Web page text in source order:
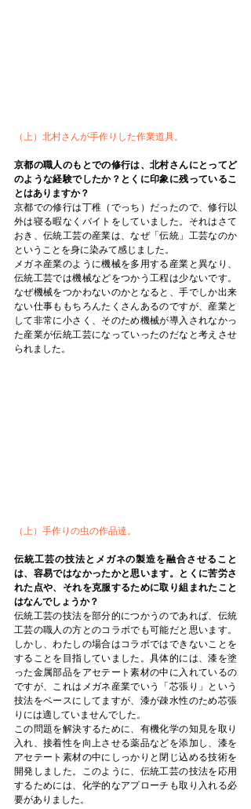
（上）北村さんが手作りした作業道具。
京都の職人のもとでの修行は、北村さんにとってど
のような経験でしたか？とくに印象に残っているこ
とはありますか？
京都での修行は丁稚（でっち）だったので、修行以
外は寝る暇なくバイトをしていました。それはさて
おき、伝統工芸の産業は、なぜ「伝統」工芸なのか
ということを身に染みて感じました。
メガネ産業のように機械を多用する産業と異なり、
伝統工芸では機械などをつかう工程は少ないです。
なぜ機械をつかわないのかとなると、手でしか出来
ない仕事ももちろんたくさんあるのですが、産業と
して非常に小さく、そのため機械が導入されなかっ
た産業が伝統工芸になっていったのだなと考えさせ
られました。
（上）手作りの虫の作品達。
伝統工芸の技法とメガネの製造を融合させること
は、容易ではなかったかと思います。とくに苦労さ
れた点や、それを克服するために取り組まれたこと
はなんでしょうか？
伝統工芸の技法を部分的につかうのであれば、伝統
工芸の職人の方とのコラボでも可能だと思います。
しかし、わたしの場合はコラボではできないことを
することを目指していました。具体的には、漆を塗
った金属部品をアセテート素材の中に入れているの
ですが、これはメガネ産業でいう「芯張り」という
技法をベースにしてますが、漆が疎水性のため芯張
りには適していませんでした。
この問題を解決するために、有機化学の知見を取り
入れ、接着性を向上させる薬品などを添加し、漆を
アセテート素材の中にしっかりと閉じ込める技術を
開発しました。このように、伝統工芸の技法を応用
するためには、化学的なアプローチも取り入れる必
要がありました。